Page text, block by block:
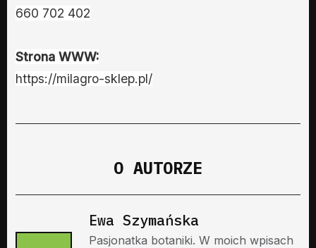
660 702 402
Strona WWW:
https://milagro-sklep.pl/
O AUTORZE
Ewa Szymańska
Pasjonatka botaniki. W moich wpisach